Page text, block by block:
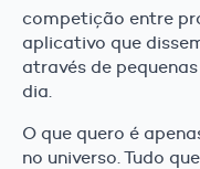
competição entre
aplicativo que
através de
dia.
O que quero é
no universo. Tudo